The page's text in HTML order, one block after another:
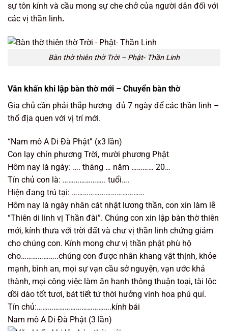
sự tôn kính và cầu mong sự che chở của người dân đối với
các vị thần linh.
Bàn thờ thiên thờ Trời – Phật- Thần Linh
Văn khấn khi lập bàn thờ mới – Chuyển bàn thờ
Gia chủ cần phải thắp hương đủ 7 ngày để các thần linh –
thổ địa quen với vị trí mới.
“Nam mô A Di Đà Phật” (x3 lần)
Con lạy chín phương Trời, mười phương Phật
Hôm nay là ngày: …. tháng … năm ………… 20…
Tín chủ con là: ………………….. tuổi….
Hiện đang trú tại: …………………………………
Hôm nay là ngày nhân cát nhật lương thần, con xin làm lễ
“Thiên di linh vị Thần đài”. Chúng con xin lập bàn thờ thiên
mới, kính thưa với trời đất và chư vị thần linh chứng giám
cho chúng con. Kính mong chư vị thần phật phù hộ
cho………………..chúng con được nhân khang vật thịnh, khỏe
mạnh, bình an, mọi sự vạn cầu sở nguyện, vạn ước khả
thành, mọi công việc làm ăn hanh thông thuận toại, tài lộc
dồi dào tốt tươi, bát tiết tứ thời hưởng vinh hoa phú quí.
Tín chủ:………………………………….kính bái
Nam mô A Di Đà Phật (3 lần)